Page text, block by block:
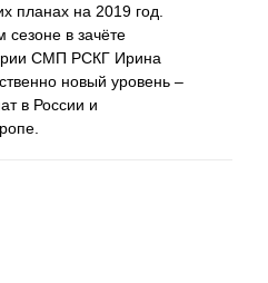
планах на 2019 год.
в зачёте
СМП РСКГ Ирина
новый уровень –
в России и